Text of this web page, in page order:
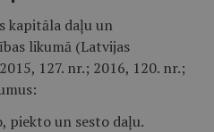
kapitāla daļu un
likumā (Latvijas
127. nr.; 2016, 120. nr.;
piekto un sesto daļu.